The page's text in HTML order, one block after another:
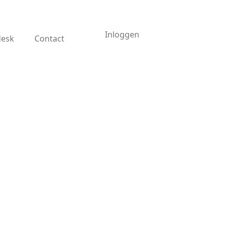
Contact Inloggen